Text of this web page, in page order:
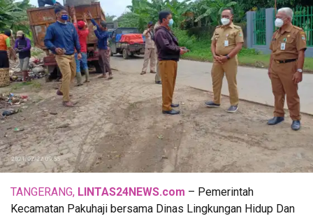
TANGERANG, LINTAS24NEWS.com – Pemerintah
Kecamatan Pakuhaji bersama Dinas Lingkungan Hidup Dan